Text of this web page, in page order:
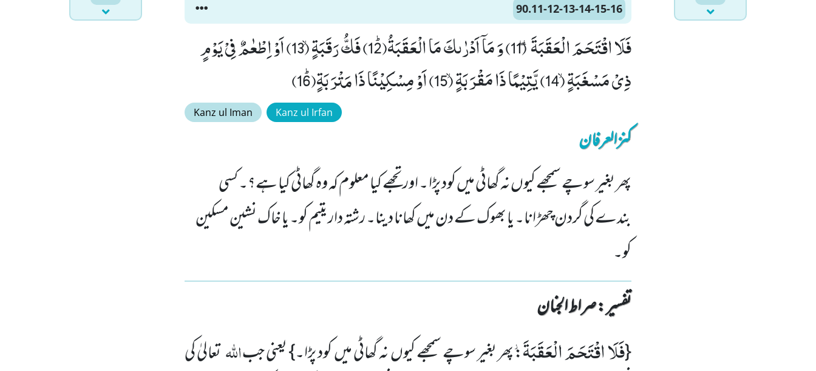
90.11-12-13-14-15-16
فَلَا اقْتَحَمَ الْعَقَبَةَ٘ ۖ (11) وَ مَاۤ اَدْرٰىكَ مَا الْعَقَبَةُﭤ(12) فَكُّ رَقَبَةٍۙ (13) اَوْ اِطْعٰمٌ فِیْ یَوْمٍ
ذِیْ مَسْغَبَةٍۙ (14) یَّتِیْمًا ذَا مَقْرَبَةٍۙ (15) اَوْ مِسْكِیْنًا ذَا مَتْرَبَةٍﭤ(16)
Kanz ul Iman Kanz ul Irfan
کنزالعرفان
پھر بغیر سوچے سمجھے کیوں نہ گھاٹی میں کود پڑا ۔ اور تجھے کیا معلوم کہ وہ گھاٹی کیا ہے؟۔ کسی
بندے کی گردن چھڑانا۔ یا بھوک کے دن میں کھانا دینا۔ رشتہ دار یتیم کو۔ یا خاک نشین مسکین
کو۔
تفسیر : ‎صراط الجنان
{فَلَا اقْتَحَمَ الْعَقَبَةَ٘: پھر بغیر سوچے سمجھے کیوں نہ گھاٹی میں کود پڑا۔} یعنی جباللّٰہتعالیٰ کی